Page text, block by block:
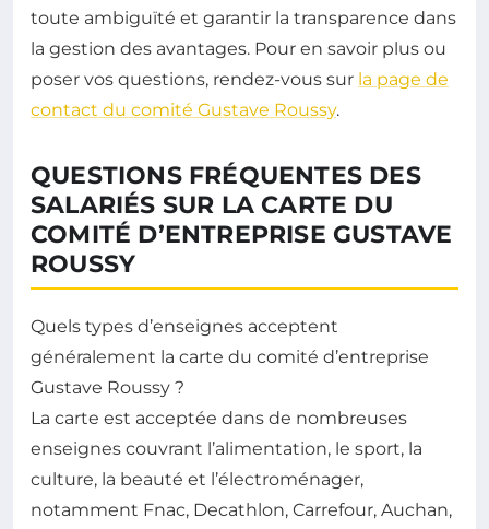
toute ambiguïté et garantir la transparence dans
la gestion des avantages. Pour en savoir plus ou
poser vos questions, rendez-vous sur la page de
contact du comité Gustave Roussy.
QUESTIONS FRÉQUENTES DES
SALARIÉS SUR LA CARTE DU
COMITÉ D’ENTREPRISE GUSTAVE
ROUSSY
Quels types d’enseignes acceptent
généralement la carte du comité d’entreprise
Gustave Roussy ?
La carte est acceptée dans de nombreuses
enseignes couvrant l’alimentation, le sport, la
culture, la beauté et l’électroménager,
notamment Fnac, Decathlon, Carrefour, Auchan,